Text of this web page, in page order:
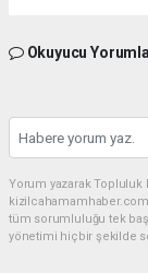
Okuyucu
Yorum yazarak Topluluk
kizilcahamamhaber.com
tüm sorumluluğu tek
yönetimi hiçbir şekilde